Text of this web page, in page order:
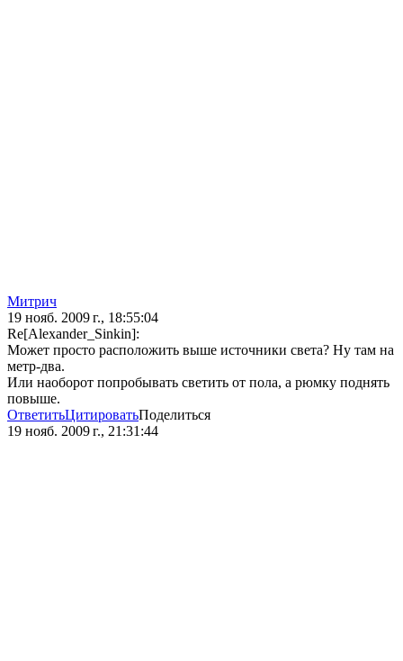
Mитрич
19 нояб. 2009 г., 18:55:04
Re[Alexander_Sinkin]:
Может просто расположить выше источники света? Ну там на
метр-два.
Или наоборот попробывать светить от пола, а рюмку поднять
повыше.
ОтветитьЦитироватьПоделиться
19 нояб. 2009 г., 21:31:44